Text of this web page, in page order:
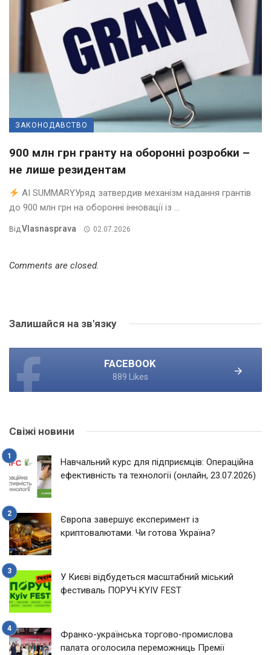
ЗАКОНОДАВСТВО
900 млн грн гранту на оборонні розробки –
не лише резидентам
AI SUMMARYУряд затвердив механізм надання грантів
до 900 млн грн на оборонні інновації із ...
ВідVlasnasprava 02.07.2026
Comments are closed.
Залишайся на зв'язку
FACEBOOK
889 Likes
Свіжі новини
Навчальний курс для підприємців: Операційна
ефективність та технології (онлайн, 23.07.2026)
Європа завершує експеримент із
криптовалютами. Чи готова Україна?
У Києві відбудеться масштабний міський
фестиваль ПОРУЧ KYIV FEST
Франко-українська торгово-промислова
палата оголосила переможниць Премії